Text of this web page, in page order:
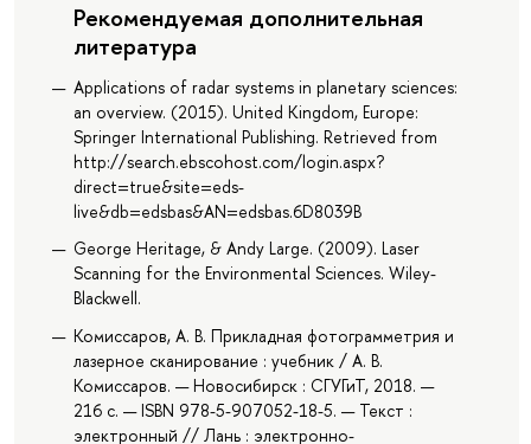
Рекомендуемая дополнительная
литература
Applications of radar systems in planetary sciences:
an overview. (2015). United Kingdom, Europe:
Springer International Publishing. Retrieved from
http://search.ebscohost.com/login.aspx?
direct=true&site=eds-
live&db=edsbas&AN=edsbas.6D8039B
George Heritage, & Andy Large. (2009). Laser
Scanning for the Environmental Sciences. Wiley-
Blackwell.
Комиссаров, А. В. Прикладная фотограмметрия и
лазерное сканирование : учебник / А. В.
Комиссаров. — Новосибирск : СГУГиТ, 2018. —
216 с. — ISBN 978-5-907052-18-5. — Текст :
электронный // Лань : электронно-